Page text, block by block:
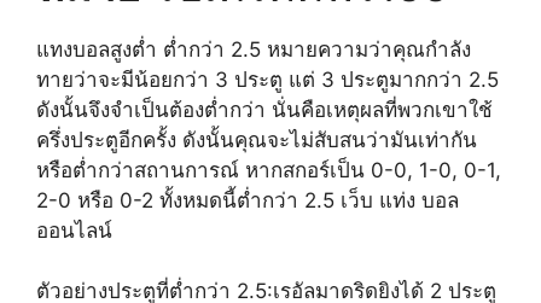
แทงบอลสูงต่ำ ต่ำกว่า 2.5 หมายความว่าคุณกำลัง
ทายว่าจะมีน้อยกว่า 3 ประตู แต่ 3 ประตูมากกว่า 2.5
ดังนั้นจึงจำเป็นต้องต่ำกว่า นั่นคือเหตุผลที่พวกเขาใช้
ครึ่งประตูอีกครั้ง ดังนั้นคุณจะไม่สับสนว่ามันเท่ากัน
หรือต่ำกว่าสถานการณ์ หากสกอร์เป็น 0-0, 1-0, 0-1,
2-0 หรือ 0-2 ทั้งหมดนี้ต่ำกว่า 2.5 เว็บ แท่ง บอล
ออนไลน์
ตัวอย่างประตูที่ต่ำกว่า 2.5:เรอัลมาดริดยิงได้ 2 ประตู